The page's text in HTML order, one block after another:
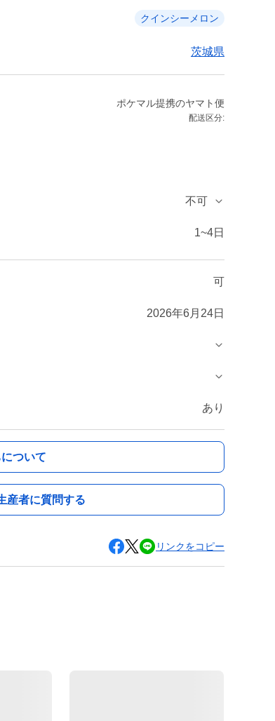
クインシーメロン
茨城県
ポケマル提携のヤマト便
配送区分:
不可
1~4日
可
2026年6月24日
あり
ついて
産者に質問する
リンクをコピー